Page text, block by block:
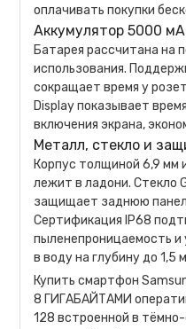
оплачивать покупки
Аккумулятор 5000
Батарея рассчитана на
использования.
сокращает время у
Display показывает
включения экрана,
Металл, стекло и
Корпус толщиной 6,9 мм
лежит в ладони. Стекло
защищает заднюю
Сертификация IP68
пыленепроницаемость
в воду на глубину до 1,5
Купить смартфон
8 ГИГАБАЙТАМИ
128 встроенной в